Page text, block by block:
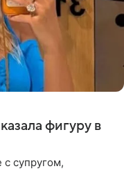
фигуру в
с супругом,